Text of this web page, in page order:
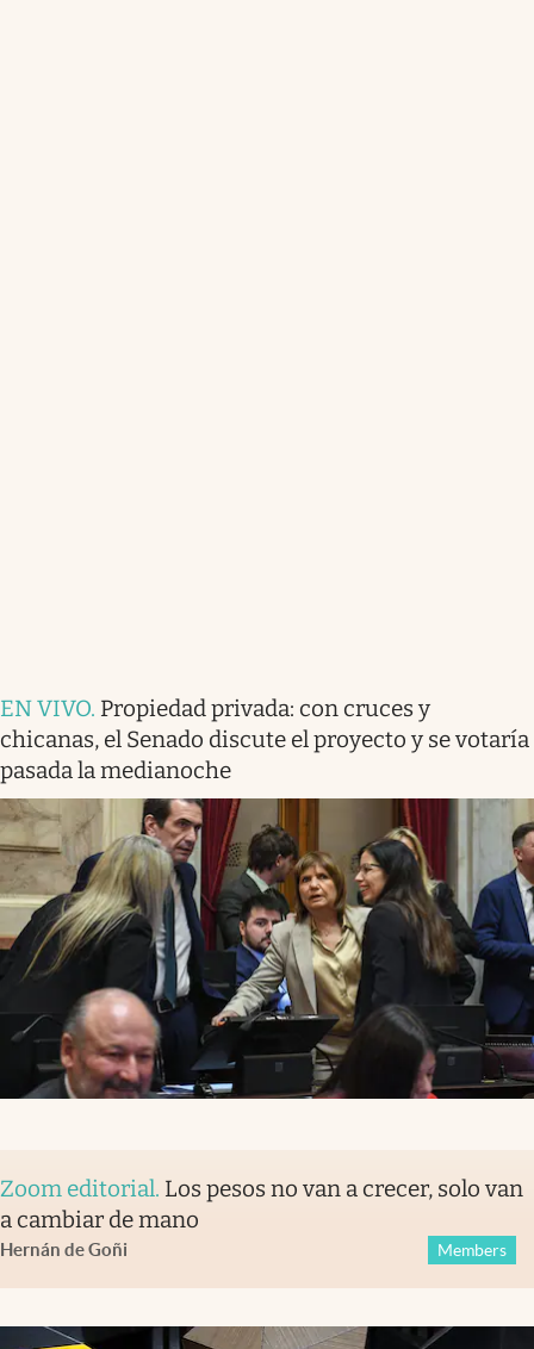
EN VIVO. Propiedad privada: con cruces y
chicanas, el Senado discute el proyecto y se votaría
pasada la medianoche
Zoom editorial. Los pesos no van a crecer, solo van
a cambiar de mano
Hernán de Goñi Members